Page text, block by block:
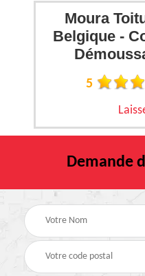
Moura
Belgique -
5
Demande